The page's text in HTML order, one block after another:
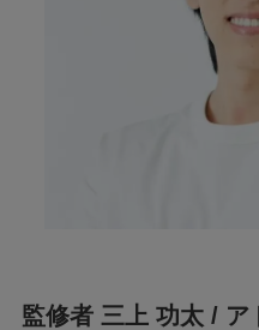
監修者 三上 功太 / ア